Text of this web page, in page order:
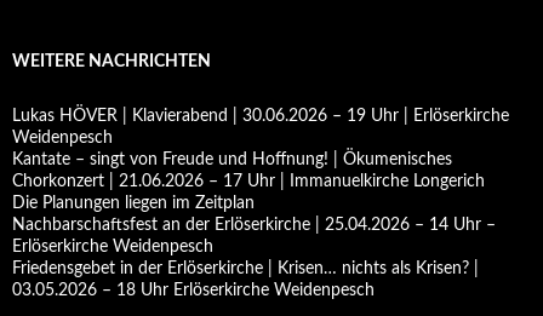
WEITERE NACHRICHTEN
Lukas HÖVER | Klavierabend | 30.06.2026 – 19 Uhr | Erlöserkirche
Weidenpesch
Kantate – singt von Freude und Hoffnung! | Ökumenisches
Chorkonzert | 21.06.2026 – 17 Uhr | Immanuelkirche Longerich
Die Planungen liegen im Zeitplan
Nachbarschaftsfest an der Erlöserkirche | 25.04.2026 – 14 Uhr –
Erlöserkirche Weidenpesch
Friedensgebet in der Erlöserkirche | Krisen… nichts als Krisen? |
03.05.2026 – 18 Uhr Erlöserkirche Weidenpesch